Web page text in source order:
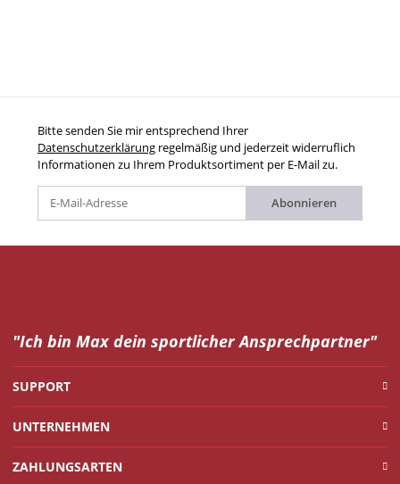
Bitte senden Sie mir entsprechend Ihrer
Datenschutzerklärung regelmäßig und jederzeit widerruflich
Informationen zu Ihrem Produktsortiment per E-Mail zu.
Abonnieren
"Ich bin Max dein sportlicher Ansprechpartner"
SUPPORT
UNTERNEHMEN
ZAHLUNGSARTEN